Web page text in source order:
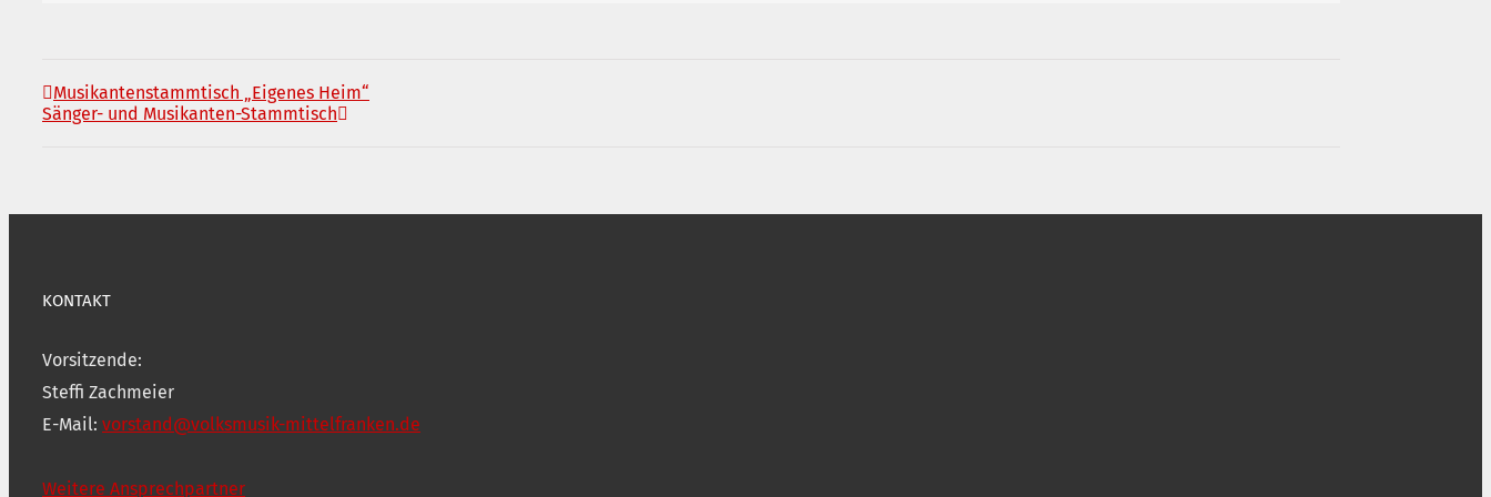
Musikantenstammtisch „Eigenes Heim“
Sänger- und Musikanten-Stammtisch
KONTAKT
Vorsitzende:
Steffi Zachmeier
E-Mail: vorstand@volksmusik-mittelfranken.de
Weitere Ansprechpartner